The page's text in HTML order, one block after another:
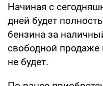
Начиная с
дней будет
бензина за
свободной
не будет.